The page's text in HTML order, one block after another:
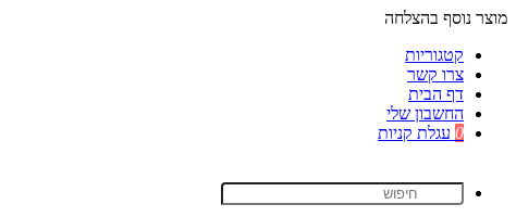
מוצר נוסף בהצלחה
קטגוריות
צרו קשר
דף הבית
החשבון שלי
0 עגלת קניות